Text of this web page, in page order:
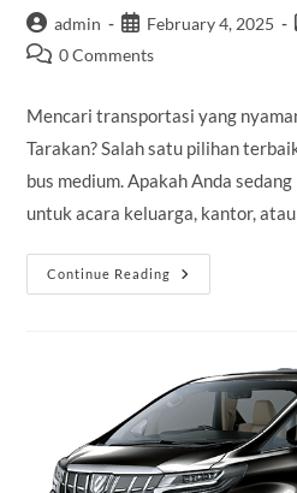
Post
author:
admin
Post
published:
February 4, 2025
Post0 Comments
Mencari transportasi yang
Tarakan? Salah satu pilihan
bus medium. Apakah Anda
untuk acara keluarga, kantor,
Continue Reading
Sewa
Bus